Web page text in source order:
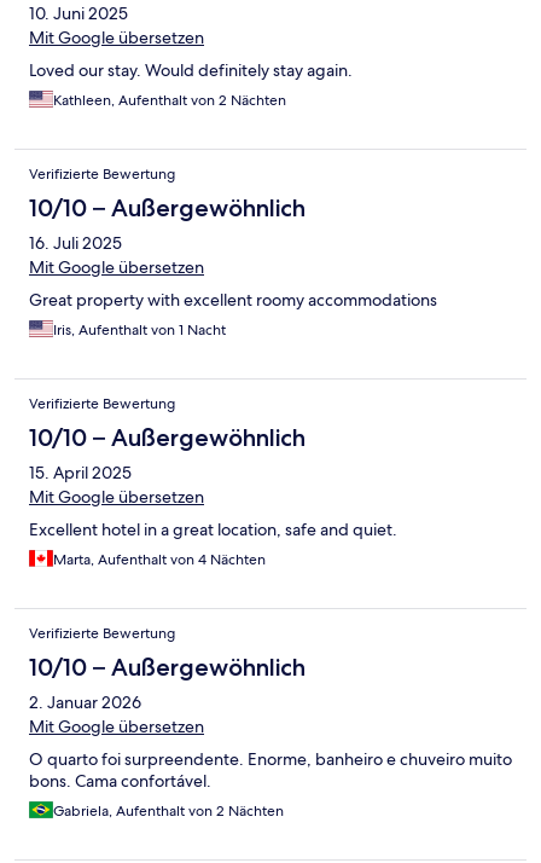
10. Juni 2025
Mit Google übersetzen
Loved our stay. Would definitely stay again.
Kathleen, Aufenthalt von 2 Nächten
Verifizierte Bewertung
10/10 – Außergewöhnlich
16. Juli 2025
Mit Google übersetzen
Great property with excellent roomy accommodations
Iris, Aufenthalt von 1 Nacht
Verifizierte Bewertung
10/10 – Außergewöhnlich
15. April 2025
Mit Google übersetzen
Excellent hotel in a great location, safe and quiet.
Marta, Aufenthalt von 4 Nächten
Verifizierte Bewertung
10/10 – Außergewöhnlich
2. Januar 2026
Mit Google übersetzen
O quarto foi surpreendente. Enorme, banheiro e chuveiro muito
bons. Cama confortável.
Gabriela, Aufenthalt von 2 Nächten